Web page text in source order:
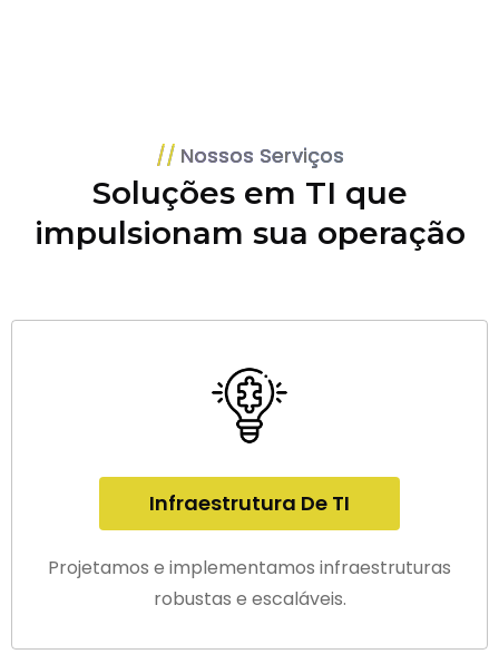
Nossos Serviços
Soluções em TI que
impulsionam sua operação
Infraestrutura De TI
Projetamos e implementamos infraestruturas
robustas e escaláveis.